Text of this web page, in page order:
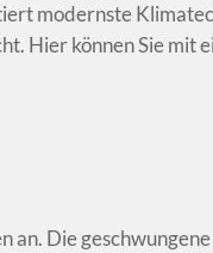
modernste
Hier können Sie mit
an. Die